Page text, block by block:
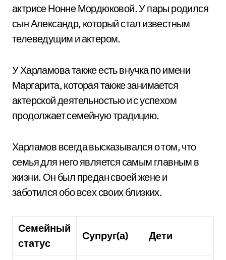
актрисе Нонне Мордюковой. У пары родился
сын Александр, который стал известным
телеведущим и актером.
У Харламова также есть внучка по имени
Маргарита, которая также занимается
актерской деятельностью и с успехом
продолжает семейную традицию.
Харламов всегда высказывался о том, что
семья для него является самым главным в
жизни. Он был предан своей жене и
заботился обо всех своих близких.
Семейный
статус
Супруг(а) Дети